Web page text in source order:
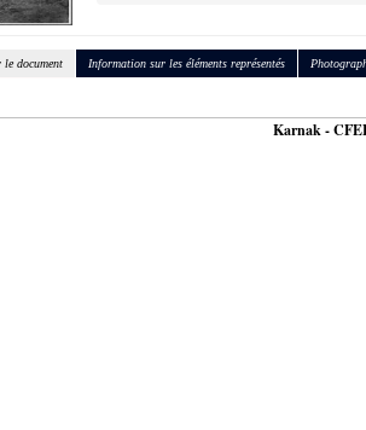
le document Information sur les éléments représentés